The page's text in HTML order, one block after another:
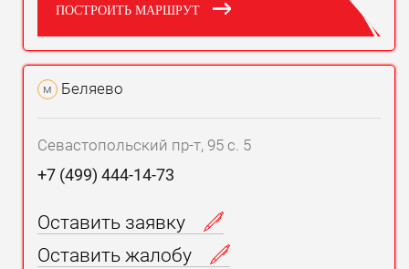
ПОСТРОИТЬ МАРШРУТ
м Беляево
Севастопольский пр-т, 95 с. 5
+7 (499) 444-14-73
Оставить заявку
Оставить жалобу